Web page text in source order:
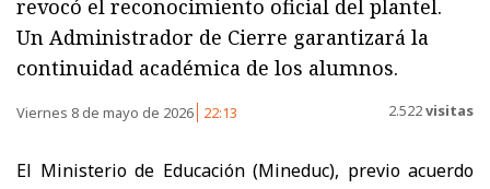
revocó el reconocimiento oficial del plantel.
Un Administrador de Cierre garantizará la
continuidad académica de los alumnos.
Viernes 8 de mayo de 2026 22:13 2.522visitas
El Ministerio de Educación (Mineduc), previo acuerdo